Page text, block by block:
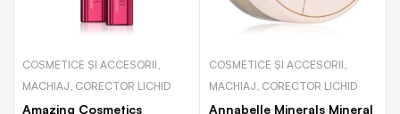
COSMETICE ȘI ACCESORII,
MACHIAJ, CORECTOR LICHID
Amazing Cosmetics
COSMETICE ȘI ACCESORII,
MACHIAJ, CORECTOR LICHID
Annabelle Minerals Mineral